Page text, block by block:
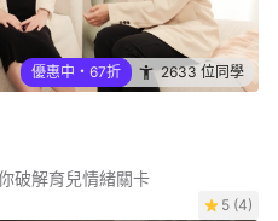
優惠中・67折 2633 位同學
破解育兒情緒關卡
5 (4)